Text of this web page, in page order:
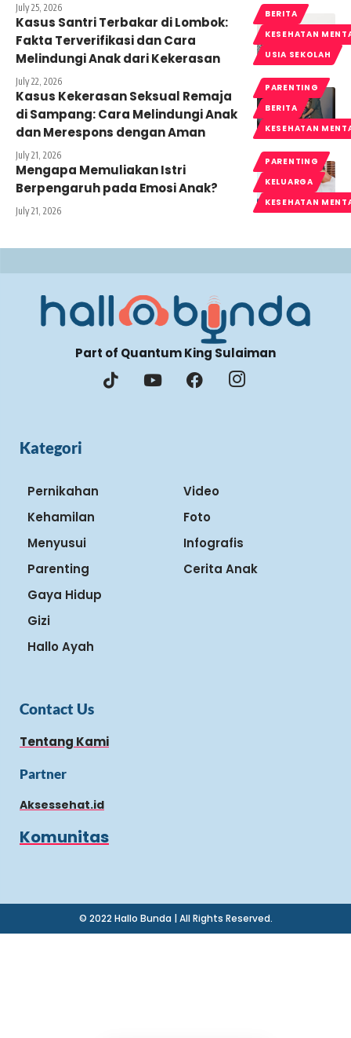
July 25, 2026
BERITA
KESEHATAN
USIA SEKOLAH
Kasus Santri Terbakar di Lombok:
Fakta Terverifikasi dan Cara
Melindungi Anak dari Kekerasan
July 22, 2026
PARENTING
BERITA
KESEHATAN
Kasus Kekerasan Seksual Remaja
di Sampang: Cara Melindungi Anak
dan Merespons dengan Aman
July 21, 2026
PARENTING
KELUARGA
KESEHATAN
Mengapa Memuliakan Istri
Berpengaruh pada Emosi Anak?
July 21, 2026
Part of Quantum King Sulaiman
Kategori
Pernikahan
Kehamilan
Menyusui
Parenting
Gaya Hidup
Gizi
Hallo Ayah
Video
Foto
Infografis
Cerita Anak
Contact Us
Tentang Kami
Partner
Aksessehat.id
Komunitas
© 2022 Hallo Bunda | All Rights Reserved.